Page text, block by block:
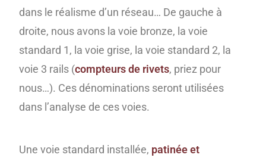
dans le réalisme d’un réseau… De gauche à
droite, nous avons la voie bronze, la voie
standard 1, la voie grise, la voie standard 2, la
voie 3 rails (compteurs de rivets, priez pour
nous…). Ces dénominations seront utilisées
dans l’analyse de ces voies.
Une voie standard installée, patinée et